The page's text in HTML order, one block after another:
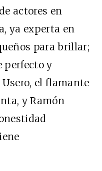
actores en
ya experta en
para brillar;
perfecto y
el flamante
y Ramón